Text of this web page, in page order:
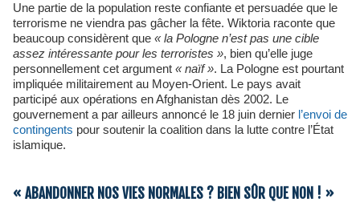
Une partie de la population reste confiante et persuadée que le
terrorisme ne viendra pas gâcher la fête. Wiktoria raconte que
beaucoup considèrent que « la Pologne n’est pas une cible
assez intéressante pour les terroristes », bien qu’elle juge
personnellement cet argument « naïf ». La Pologne est pourtant
impliquée militairement au Moyen-Orient. Le pays avait
participé aux opérations en Afghanistan dès 2002. Le
gouvernement a par ailleurs annoncé le 18 juin dernier l’envoi de
contingents pour soutenir la coalition dans la lutte contre l’État
islamique.
« ABANDONNER NOS VIES NORMALES ? BIEN SÛR QUE NON ! »